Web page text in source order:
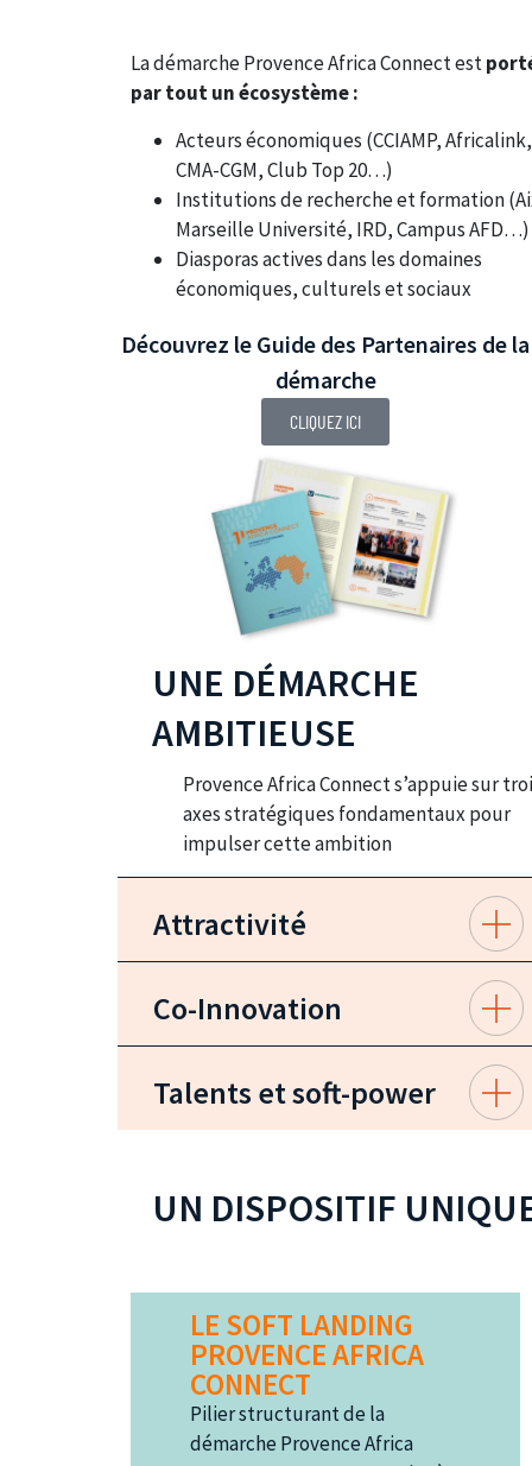
La démarche Provence Africa Connect est
par tout un écosystème :
Acteurs économiques (CCIAMP, Africalink,
CMA-CGM, Club Top 20…)
Institutions de recherche et formation
Marseille Université, IRD, Campus AFD…)
Diasporas actives dans les domaines
économiques, culturels et sociaux
Découvrez le Guide des Partenaires de la
démarche
CLIQUEZ ICI
UNE DÉMARCHE
AMBITIEUSE
Provence Africa Connect s’appuie sur
axes stratégiques fondamentaux pour
impulser cette ambition
Attractivité
Co-Innovation
Talents et soft-power
UN DISPOSITIF
LE SOFT LANDING
PROVENCE AFRICA
CONNECT
Pilier structurant de la
démarche Provence Africa